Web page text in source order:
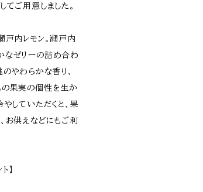
ご用意しました。
戸内レモン。瀬戸内
なゼリーの詰め合わ
やわらかな香り、
の果実の個性を生か
していただくと、果
お供えなどにもご利
】